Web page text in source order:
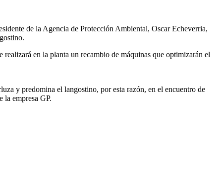
de la Agencia de Protección Ambiental, Oscar Echeverria,
en la planta un recambio de máquinas que optimizarán el
y predomina el langostino, por esta razón, en el encuentro de
la empresa GP.